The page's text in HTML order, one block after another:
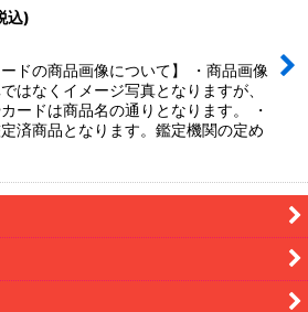
込)
ードの商品画像について】 ・商品画像
はなくイメージ写真となりますが、
ードは商品名の通りとなります。 ・
済商品となります。鑑定機関の定め